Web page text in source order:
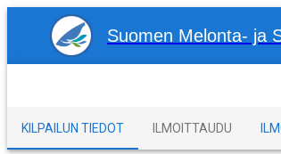
Suomen Melonta- ja
KILPAILUN TIEDOT ILMOITTAUDU